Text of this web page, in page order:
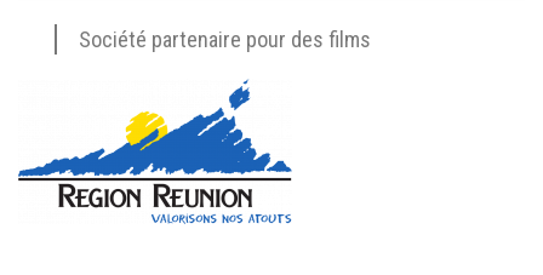
Société partenaire pour des films